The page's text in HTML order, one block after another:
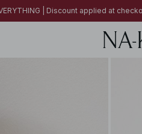
| Discount applied at